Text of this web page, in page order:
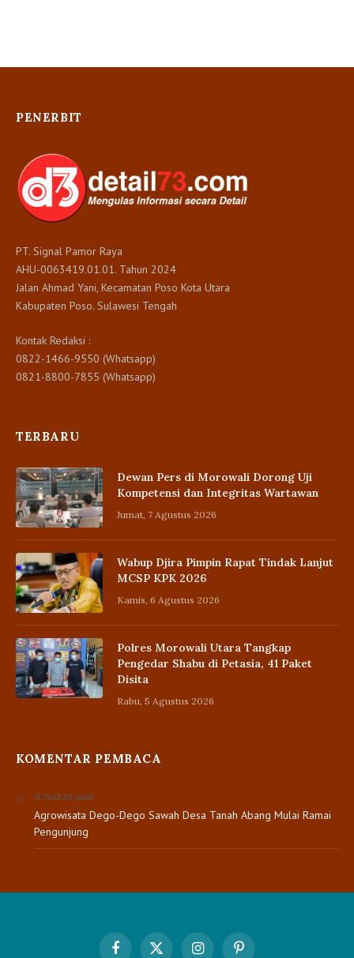
PENERBIT
PT. Signal Pamor Raya
AHU-0063419.01.01. Tahun 2024
Jalan Ahmad Yani, Kecamatan Poso Kota Utara
Kabupaten Poso. Sulawesi Tengah
Kontak Redaksi :
0822-1466-9550 (Whatsapp)
0821-8800-7855 (Whatsapp)
TERBARU
Dewan Pers di Morowali Dorong Uji
Kompetensi dan Integritas Wartawan
Jumat, 7 Agustus 2026
Wabup Djira Pimpin Rapat Tindak Lanjut
MCSP KPK 2026
Kamis, 6 Agustus 2026
Polres Morowali Utara Tangkap
Pengedar Shabu di Petasia, 41 Paket
Disita
Rabu, 5 Agustus 2026
KOMENTAR PEMBACA
JUNAEDIpada
Agrowisata Dego-Dego Sawah Desa Tanah Abang Mulai Ramai
Pengunjung
FacebookX InstagramPinterest